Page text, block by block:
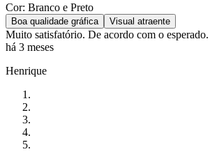
Cor: Branco e Preto
Boa qualidade gráfica Visual atraente
Muito satisfatório. De acordo com o esperado.
há 3 meses
Henrique